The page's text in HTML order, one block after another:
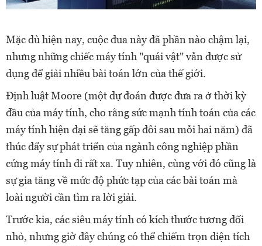
Mặc dù hiện nay, cuộc đua này đã phần nào chậm lại,
nhưng những chiếc máy tính "quái vật" vẫn được sử
dụng để giải nhiều bài toán lớn của thế giới.
Định luật Moore (một dự đoán được đưa ra ở thời kỳ
đầu của máy tính, cho rằng sức mạnh tính toán của các
máy tính hiện đại sẽ tăng gấp đôi sau mỗi hai năm) đã
thúc đẩy sự phát triển của ngành công nghiệp phần
cứng máy tính đi rất xa. Tuy nhiên, cùng với đó cũng là
sự gia tăng về mức độ phức tạp của các bài toán mà
loài người cần tìm ra lời giải.
Trước kia, các siêu máy tính có kích thước tương đối
nhỏ, nhưng giờ đây chúng có thể chiếm trọn diện tích